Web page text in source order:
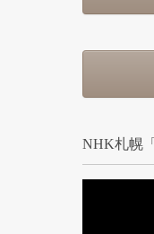
NHK札幌